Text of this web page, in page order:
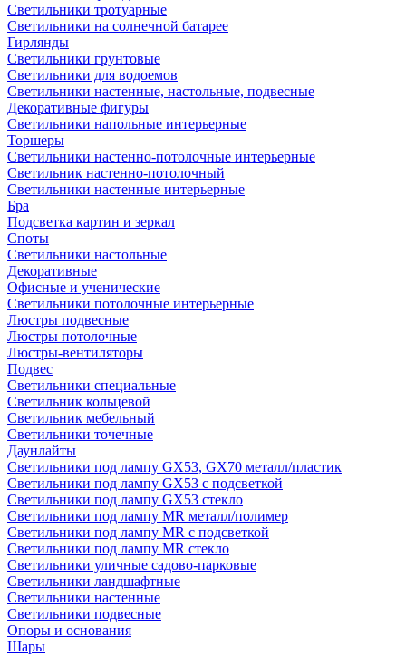
Светильники тротуарные
Светильники на солнечной батарее
Гирлянды
Светильники грунтовые
Светильники для водоемов
Светильники настенные, настольные, подвесные
Декоративные фигуры
Светильники напольные интерьерные
Торшеры
Светильники настенно-потолочные интерьерные
Светильник настенно-потолочный
Светильники настенные интерьерные
Бра
Подсветка картин и зеркал
Споты
Светильники настольные
Декоративные
Офисные и ученические
Светильники потолочные интерьерные
Люстры подвесные
Люстры потолочные
Люстры-вентиляторы
Подвес
Светильники специальные
Светильник кольцевой
Светильник мебельный
Светильники точечные
Даунлайты
Светильники под лампу GX53, GX70 металл/пластик
Светильники под лампу GX53 с подсветкой
Светильники под лампу GX53 стекло
Светильники под лампу MR металл/полимер
Светильники под лампу MR с подсветкой
Светильники под лампу MR стекло
Светильники уличные садово-парковые
Светильники ландшафтные
Светильники настенные
Светильники подвесные
Опоры и основания
Шары